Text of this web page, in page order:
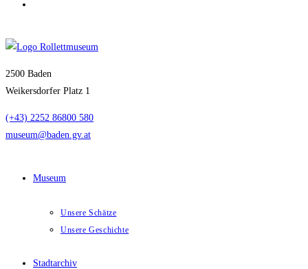
2500 Baden
Weikersdorfer Platz 1
(+43) 2252 86800 580
museum@baden.gv.at
Museum
Unsere Schätze
Unsere Geschichte
Stadtarchiv